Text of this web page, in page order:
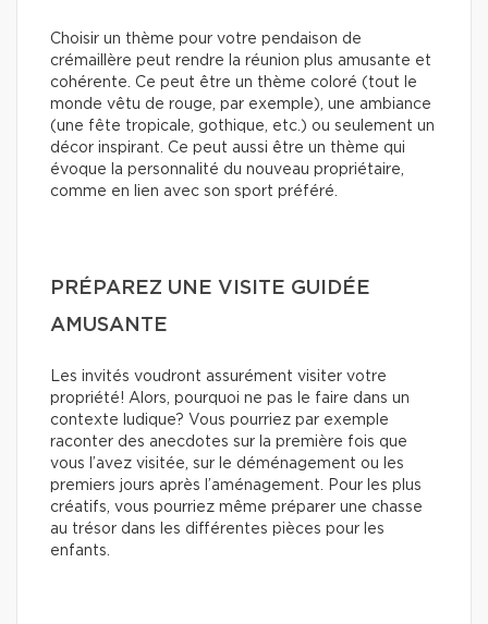
Choisir un thème pour votre pendaison de
crémaillère peut rendre la réunion plus amusante et
cohérente. Ce peut être un thème coloré (tout le
monde vêtu de rouge, par exemple), une ambiance
(une fête tropicale, gothique, etc.) ou seulement un
décor inspirant. Ce peut aussi être un thème qui
évoque la personnalité du nouveau propriétaire,
comme en lien avec son sport préféré.
PRÉPAREZ UNE VISITE GUIDÉE
AMUSANTE
Les invités voudront assurément visiter votre
propriété! Alors, pourquoi ne pas le faire dans un
contexte ludique? Vous pourriez par exemple
raconter des anecdotes sur la première fois que
vous l’avez visitée, sur le déménagement ou les
premiers jours après l’aménagement. Pour les plus
créatifs, vous pourriez même préparer une chasse
au trésor dans les différentes pièces pour les
enfants.